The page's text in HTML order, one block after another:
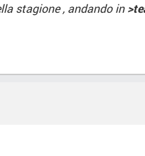
stagione , andando in